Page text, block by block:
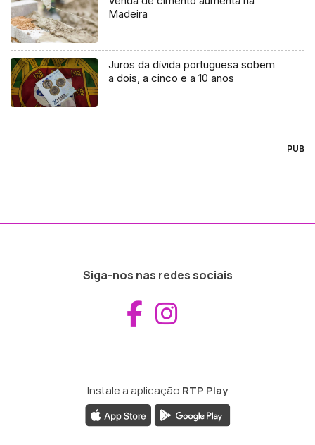
Madeira
Juros da dívida portuguesa sobem
a dois, a cinco e a 10 anos
PUB
Siga-nos nas redes sociais
Aceder ao
Instale a aplicação RTP Play